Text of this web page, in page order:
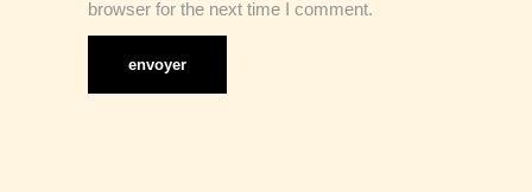
browser for the next time I comment.